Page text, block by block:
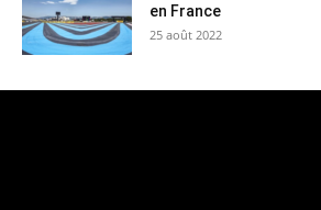
en France
25 août 2022